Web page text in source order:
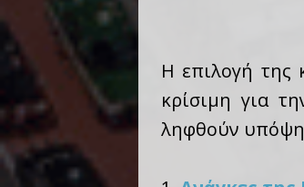
Η επιλογή της
κρίσιμη για
ληφθούν υπόψη